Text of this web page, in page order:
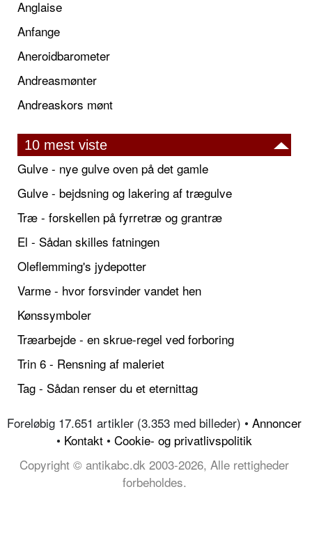
Anglaise
Anfange
Aneroidbarometer
Andreasmønter
Andreaskors mønt
10 mest viste
Gulve - nye gulve oven på det gamle
Gulve - bejdsning og lakering af trægulve
Træ - forskellen på fyrretræ og grantræ
El - Sådan skilles fatningen
Oleflemming's jydepotter
Varme - hvor forsvinder vandet hen
Kønssymboler
Træarbejde - en skrue-regel ved forboring
Trin 6 - Rensning af maleriet
Tag - Sådan renser du et eternittag
Foreløbig 17.651 artikler (3.353 med billeder) • Annoncer
• Kontakt • Cookie- og privatlivspolitik
Copyright © antikabc.dk 2003-2026, Alle rettigheder
forbeholdes.